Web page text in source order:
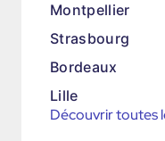
Montpellier
Strasbourg
Bordeaux
Lille
Découvrir toutes